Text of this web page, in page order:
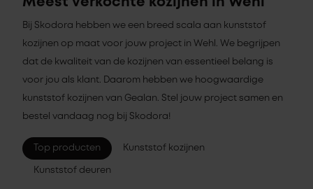
Bij Skodora hebben we een breed scala aan kunststof
kozijnen op maat voor jouw project in Wehl. We begrijpen
dat de kwaliteit van de kozijnen van essentieel belang is
voor jou als klant. Daarom hebben we hoogwaardige
kunststof kozijnen van Gealan. Stel jouw project samen en
bestel vandaag nog bij Skodora!
Top producten Kunststof kozijnen
Kunststof deuren